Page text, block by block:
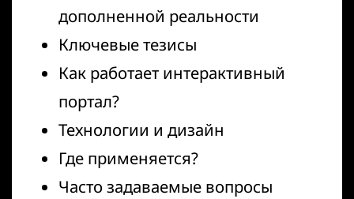
дополненной реальности
Ключевые тезисы
Как работает интерактивный
портал?
Технологии и дизайн
Где применяется?
Часто задаваемые вопросы